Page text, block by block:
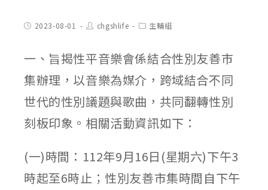
Post2023-08-01
Post
author:
chgshlife
Post生輔組
一、旨揭性平音樂會係結合性別友善市
集辦理，以音樂為媒介，跨域結合不同
世代的性別議題與歌曲，共同翻轉性別
刻板印象。相關活動資訊如下：
(一)時間：112年9月16日(星期六)下午3
時起至6時止；性別友善市集時間自下午